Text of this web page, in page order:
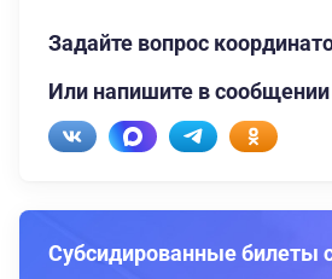
Задайте вопрос
Или напишите в сообщении
Субсидированные билеты